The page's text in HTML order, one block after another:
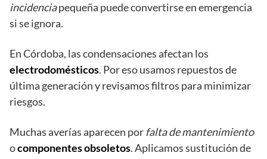
incidenciapequeña puede convertirse en emergencia
si se ignora.
En Córdoba, las condensaciones afectan los
electrodomésticos. Por eso usamos repuestos de
última generación y revisamos filtros para minimizar
riesgos.
Muchas averías aparecen por falta de mantenimiento
ocomponentes obsoletos. Aplicamos sustitución de